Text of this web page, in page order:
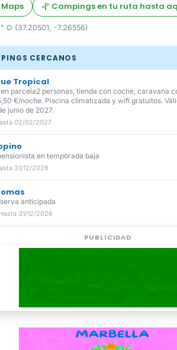
Campings en tu ruta hasta
O (37.20501, -7.26556)
CERCANOS
Tropical
parcela2 personas, tienda con coche, caravana
€/noche. Piscina climatizada y wifi gratuitos.
junio de 2027.
02/02/2027
en temporada baja
31/12/2026
anticipada
Hasta 31/12/2026
PUBLICIDAD